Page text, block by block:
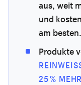
aus, weit
und
am besten.
Produkte
5 % MEHR